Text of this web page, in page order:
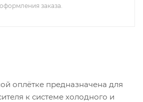
оформления заказа.
оплётке предназначена для
к системе холодного и